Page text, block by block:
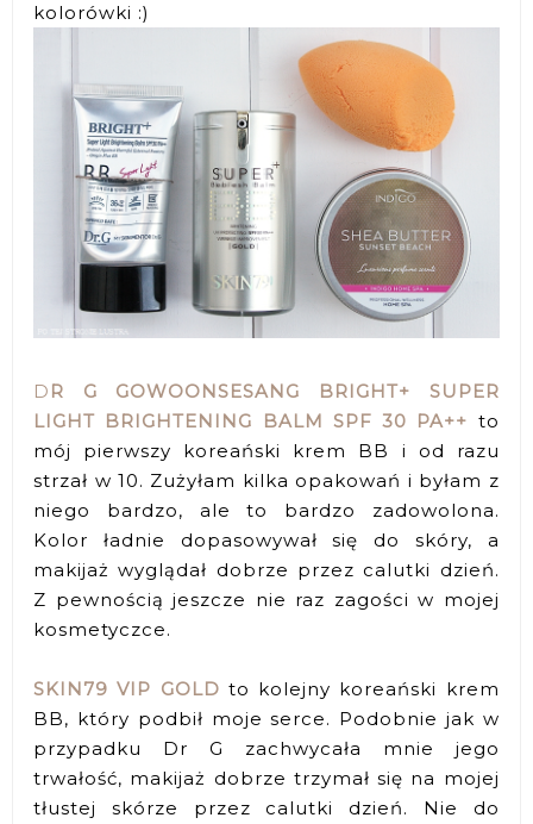
kolorówki :)
D R G GOWOONSESANG BRIGHT+ SUPER
LIGHT BRIGHTENING BALM SPF 30 PA++ to
mój pierwszy koreański krem BB i od razu
strzał w 10. Zużyłam kilka opakowań i byłam z
niego bardzo, ale to bardzo zadowolona.
Kolor ładnie dopasowywał się do skóry, a
makijaż wyglądał dobrze przez calutki dzień.
Z pewnością jeszcze nie raz zagości w mojej
kosmetyczce.
SKIN79 VIP GOLD to kolejny koreański krem
BB, który podbił moje serce. Podobnie jak w
przypadku Dr G zachwycała mnie jego
trwałość, makijaż dobrze trzymał się na mojej
tłustej skórze przez calutki dzień. Nie do